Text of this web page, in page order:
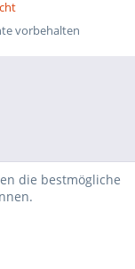
vorbehalten
die bestmögliche